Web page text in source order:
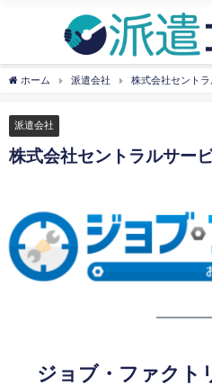
ホーム 派遣会社 株式会社セント
派遣会社
株式会社セントラルサー
ジョブ・ファクト